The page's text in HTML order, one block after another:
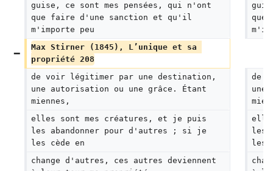
guise, ce sont mes pensées, qui n'ont
que faire d'une sanction et qu'il
m'importe peu
Max Stirner (1845), L’unique et sa
propriété 208
de voir légitimer par une destination,
une autorisation ou une grâce. Étant
miennes,
de
une
elles sont mes créatures, et je puis
les abandonner pour d'autres ; si je
les cède en
les
les
change d'autres, ces autres deviennent